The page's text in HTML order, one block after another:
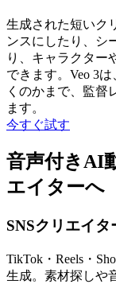
生成された短いク
ンスにしたり、シ
り、キャラクター
できます。Veo 3
くのかまで、監督
ます。
今すぐ試す
音声付きAI
エイターへ
SNSクリエイタ
TikTok・Reels・
生成。素材探しや